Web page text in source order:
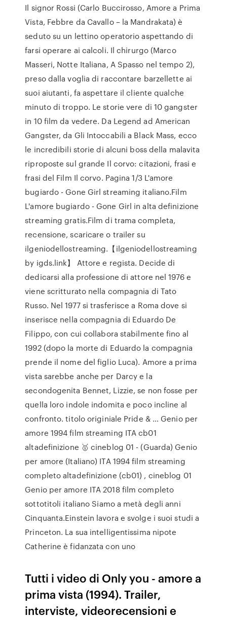
Il signor Rossi (Carlo Buccirosso, Amore a Prima
Vista, Febbre da Cavallo – la Mandrakata) è
seduto su un lettino operatorio aspettando di
farsi operare ai calcoli. Il chirurgo (Marco
Masseri, Notte Italiana, A Spasso nel tempo 2),
preso dalla voglia di raccontare barzellette ai
suoi aiutanti, fa aspettare il cliente qualche
minuto di troppo. Le storie vere di 10 gangster
in 10 film da vedere. Da Legend ad American
Gangster, da Gli Intoccabili a Black Mass, ecco
le incredibili storie di alcuni boss della malavita
riproposte sul grande Il corvo: citazioni, frasi e
frasi del Film Il corvo. Pagina 1/3 L'amore
bugiardo - Gone Girl streaming italiano.Film
L'amore bugiardo - Gone Girl in alta definizione
streaming gratis.Film di trama completa,
recensione, scaricare o trailer su
ilgeniodellostreaming.【ilgeniodellostreaming
by igds.link】 Attore e regista. Decide di
dedicarsi alla professione di attore nel 1976 e
viene scritturato nella compagnia di Tato
Russo. Nel 1977 si trasferisce a Roma dove si
inserisce nella compagnia di Eduardo De
Filippo, con cui collabora stabilmente fino al
1992 (dopo la morte di Eduardo la compagnia
prende il nome del figlio Luca). Amore a prima
vista sarebbe anche per Darcy e la
secondogenita Bennet, Lizzie, se non fosse per
quella loro indole indomita e poco incline al
confronto. titolo originiale Pride & … Genio per
amore 1994 film streaming ITA cb01
altadefinizione 🥇 cineblog 01 - (Guarda) Genio
per amore (Italiano) ITA 1994 film streaming
completo altadefinizione (cb01) , cineblog 01
Genio per amore ITA 2018 film completo
sottotitoli italiano Siamo a metà degli anni
Cinquanta.Einstein lavora e svolge i suoi studi a
Princeton. La sua intelligentissima nipote
Catherine è fidanzata con uno
Tutti i video di Only you - amore a
prima vista (1994). Trailer,
interviste, videorecensioni e